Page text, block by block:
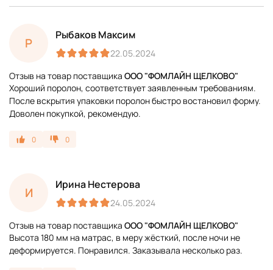
Р
Рыбаков Максим
22.05.2024
Отзыв на товар поставщика ООО "ФОМЛАЙН ЩЕЛКОВО"
Хороший поролон, соответствует заявленным требованиям.
После вскрытия упаковки поролон быстро востановил форму.
Доволен покупкой, рекомендую.
0 0
И
Ирина Нестерова
24.05.2024
Отзыв на товар поставщика ООО "ФОМЛАЙН ЩЕЛКОВО"
Высота 180 мм на матрас, в меру жёсткий, после ночи не
деформируется. Понравился. Заказывала несколько раз.